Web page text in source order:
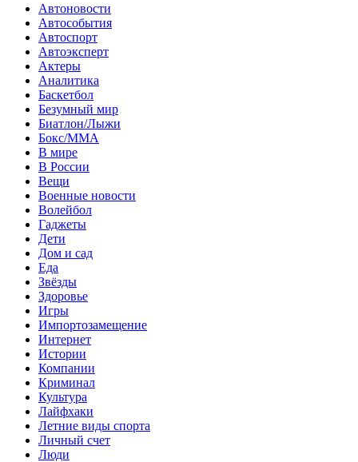
Автоновости
Автособытия
Автоспорт
Автоэксперт
Актеры
Аналитика
Баскетбол
Безумный мир
Биатлон/Лыжи
Бокс/MMA
В мире
В России
Вещи
Военные новости
Волейбол
Гаджеты
Дети
Дом и сад
Еда
Звёзды
Здоровье
Игры
Импортозамещение
Интернет
Истории
Компании
Криминал
Культура
Лайфхаки
Летние виды спорта
Личный счет
Люди